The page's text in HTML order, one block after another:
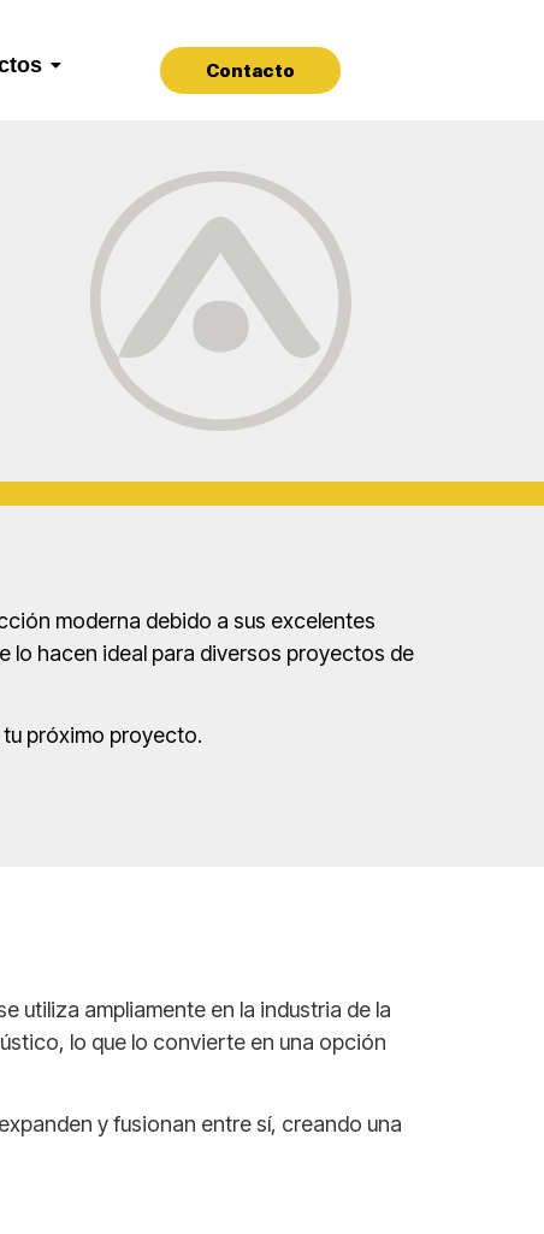
Contacto
moderna debido a sus excelentes
lo hacen ideal para diversos proyectos de
próximo proyecto.
utiliza ampliamente en la industria de la
lo que lo convierte en una opción
y fusionan entre sí, creando una